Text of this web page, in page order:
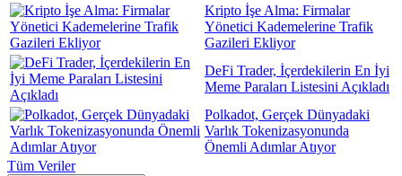
Kripto İşe Alma: Firmalar
Yönetici Kademelerine Trafik
Gazileri Ekliyor
DeFi Trader, İçerdekilerin En İyi
Meme Paraları Listesini Açıkladı
Polkadot, Gerçek Dünyadaki
Varlık Tokenizasyonunda
Önemli Adımlar Atıyor
Tüm Veriler